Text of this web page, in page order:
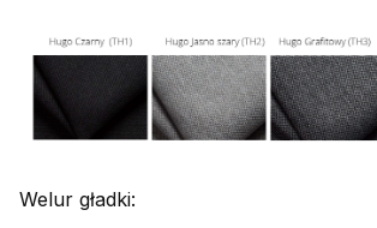
Welur gładki: